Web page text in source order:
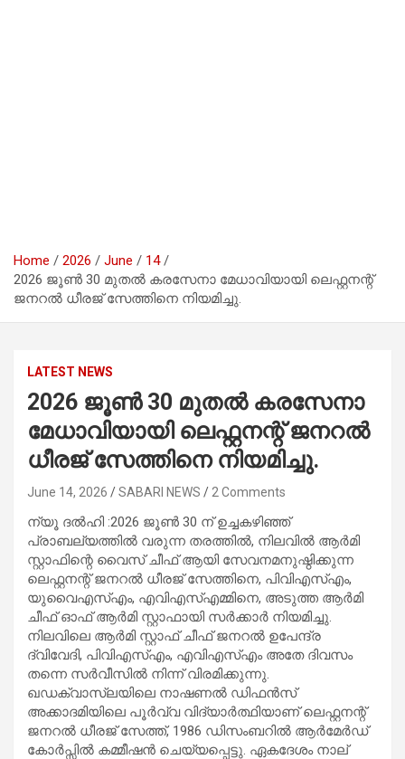
Home 2026 June
14
2026 ജൂൺ 30 മുതൽ കരസേനാ മേധാവിയായി ലെഫ്റ്റനന്റ്
ജനറൽ ധീരജ് സേത്തിനെ നിയമിച്ചു.
LATEST NEWS
2026 ജൂൺ 30 മുതൽ കരസേനാ
മേധാവിയായി ലെഫ്റ്റനന്റ് ജനറൽ
ധീരജ് സേത്തിനെ നിയമിച്ചു.
June 14, 2026 SABARI NEWS 2 Comments
ന്യൂ ദൽഹി :2026 ജൂൺ 30 ന് ഉച്ചകഴിഞ്ഞ്
പ്രാബല്യത്തിൽ വരുന്ന തരത്തിൽ, നിലവിൽ ആർമി
സ്റ്റാഫിന്റെ വൈസ് ചീഫ് ആയി സേവനമനുഷ്ഠിക്കുന്ന
ലെഫ്റ്റനന്റ് ജനറൽ ധീരജ് സേത്തിനെ, പിവിഎസ്എം,
യുവൈഎസ്എം, എവിഎസ്എമ്മിനെ, അടുത്ത ആർമി
ചീഫ് ഓഫ് ആർമി സ്റ്റാഫായി സർക്കാർ നിയമിച്ചു.
നിലവിലെ ആർമി സ്റ്റാഫ് ചീഫ് ജനറൽ ഉപേന്ദ്ര
ദ്വിവേദി, പിവിഎസ്എം, എവിഎസ്എം അതേ ദിവസം
തന്നെ സർവീസിൽ നിന്ന് വിരമിക്കുന്നു.
ഖഡക്വാസ്ലയിലെ നാഷണൽ ഡിഫൻസ്
അക്കാദമിയിലെ പൂർവ്വ വിദ്യാർത്ഥിയാണ് ലെഫ്റ്റനന്റ്
ജനറൽ ധീരജ് സേത്ത്, 1986 ഡിസംബറിൽ ആർമേർഡ്
കോർപ്സിൽ കമ്മീഷൻ ചെയ്യപ്പെട്ടു. ഏകദേശം നാല്